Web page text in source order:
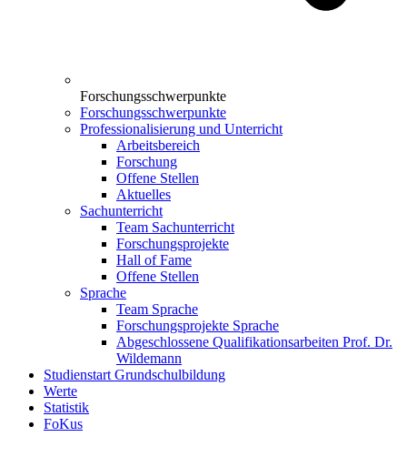
Forschungsschwerpunkte
Forschungsschwerpunkte
Professionalisierung und Unterricht
Arbeitsbereich
Forschung
Offene Stellen
Aktuelles
Sachunterricht
Team Sachunterricht
Forschungsprojekte
Hall of Fame
Offene Stellen
Sprache
Team Sprache
Forschungsprojekte Sprache
Abgeschlossene Qualifikationsarbeiten Prof. Dr.
Wildemann
Studienstart Grundschulbildung
Werte
Statistik
FoKus